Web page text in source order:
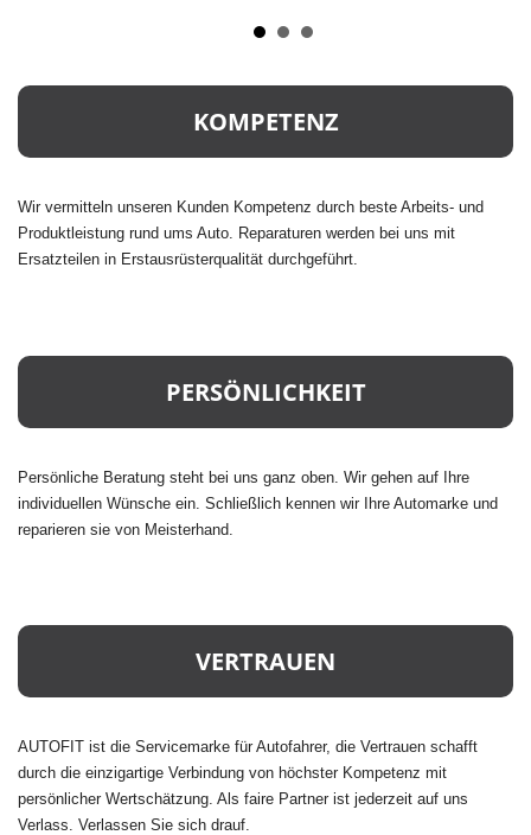
KOMPETENZ
Wir vermitteln unseren Kunden Kompetenz durch beste Arbeits- und
Produktleistung rund ums Auto. Reparaturen werden bei uns mit
Ersatzteilen in Erstausrüsterqualität durchgeführt.
PERSÖNLICHKEIT
Persönliche Beratung steht bei uns ganz oben. Wir gehen auf Ihre
individuellen Wünsche ein. Schließlich kennen wir Ihre Automarke und
reparieren sie von Meisterhand.
VERTRAUEN
AUTOFIT ist die Servicemarke für Autofahrer, die Vertrauen schafft
durch die einzigartige Verbindung von höchster Kompetenz mit
persönlicher Wertschätzung. Als faire Partner ist jederzeit auf uns
Verlass. Verlassen Sie sich drauf.